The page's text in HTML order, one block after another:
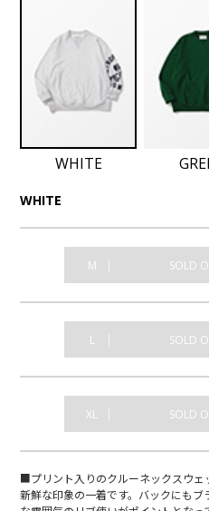
WHITE
WHITE
M ｜ SOLD
L ｜ SOLD
XL ｜ SOLD
■プリント入りのクルーネックスウ
新鮮な印象の一着です。バックにも